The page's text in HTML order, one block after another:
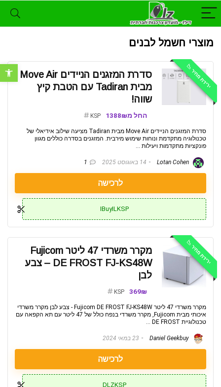
פתח
מוצרי חשמל לבנים
ירידת מחיר 📉
סדרת המזגנים הניידים Move Air
מבית Tadiran עם הטבת קיץ
שווה!
החל מ1388₪ KSP
סדרת המזגנים הניידים Move Air מבית Tadiran מציעה שילוב אידיאלי של
טכנולוגיה מתקדמת ונוחות שימוש מירבית. המזגנים בסדרה כוללים מגוון
פונקציות מתקדמות ויעילות ...
14 באוגוסט 2025 1
לרכישה
IBuyILKSP
ירידת מחיר 📉
מקרר משרדי 47 ליטר Fujicom
DE FROST FJ-KS48W‏ – צבע
לבן
369₪
KSP
מקרר משרדי 47 ליטר Fujicom DE FROST FJ-KS48W‏ - צבע לבן מקרר משרדי
איכותי מבית Fujicom, מקרר משרדי בנפח כולל של 47 ליטר עם תא הקפאה עם
טכנולוגיית DE FROST ...
23 במאי 2024
לרכישה
DLZKSP